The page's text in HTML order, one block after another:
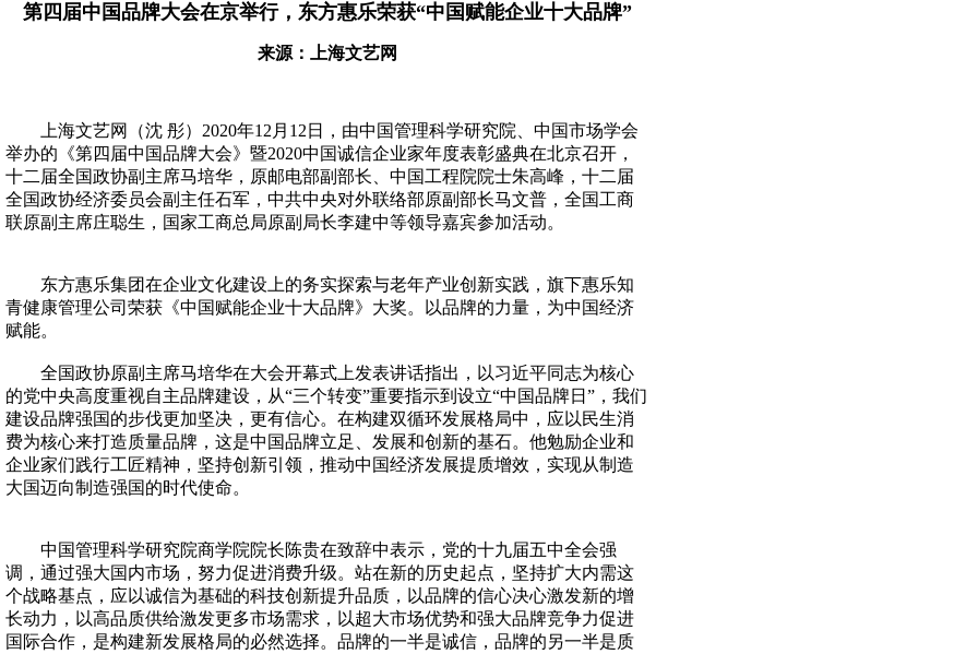
第四届中国品牌大会在京举行，东方惠乐荣获“中国赋能企业十大品牌”
来源：上海文艺网
上海文艺网（沈 彤）2020年12月12日，由中国管理科学研究院、中国市场学会
举办的《第四届中国品牌大会》暨2020中国诚信企业家年度表彰盛典在北京召开，
十二届全国政协副主席马培华，原邮电部副部长、中国工程院院士朱高峰，十二届
全国政协经济委员会副主任石军，中共中央对外联络部原副部长马文普，全国工商
联原副主席庄聪生，国家工商总局原副局长李建中等领导嘉宾参加活动。
东方惠乐集团在企业文化建设上的务实探索与老年产业创新实践，旗下惠乐知
青健康管理公司荣获《中国赋能企业十大品牌》大奖。以品牌的力量，为中国经济
赋能。
全国政协原副主席马培华在大会开幕式上发表讲话指出，以习近平同志为核心
的党中央高度重视自主品牌建设，从“三个转变”重要指示到设立“中国品牌日”，我们
建设品牌强国的步伐更加坚决，更有信心。在构建双循环发展格局中，应以民生消
费为核心来打造质量品牌，这是中国品牌立足、发展和创新的基石。他勉励企业和
企业家们践行工匠精神，坚持创新引领，推动中国经济发展提质增效，实现从制造
大国迈向制造强国的时代使命。
中国管理科学研究院商学院院长陈贵在致辞中表示，党的十九届五中全会强
调，通过强大国内市场，努力促进消费升级。站在新的历史起点，坚持扩大内需这
个战略基点，应以诚信为基础的科技创新提升品质，以品牌的信心决心激发新的增
长动力，以高品质供给激发更多市场需求，以超大市场优势和强大品牌竞争力促进
国际合作，是构建新发展格局的必然选择。品牌的一半是诚信，品牌的另一半是质